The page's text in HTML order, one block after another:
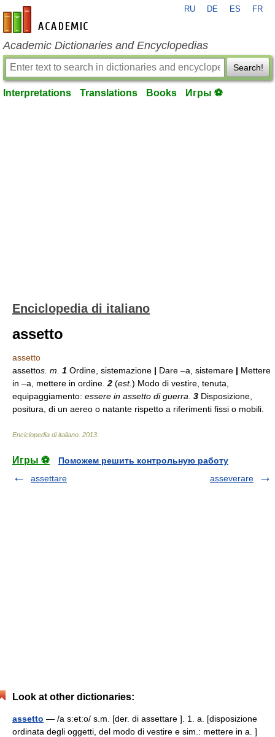
en-academic.com
RU DE ES FR
Academic Dictionaries and Encyclopedias
Search!
Interpretations Translations Books Игры ⚽
Enciclopedia di italiano
assetto
assetto
assettos. m. 1 Ordine, sistemazione | Dare –a, sistemare | Mettere
in –a, mettere in ordine. 2 (est.) Modo di vestire, tenuta,
equipaggiamento: essere in assetto di guerra 3 Disposizione,
positura, di un aereo o natante rispetto a riferimenti fissi o mobili.
Enciclopedia di italiano 2013
Игры ⚽
Поможем решить контрольную работу
assettare
asseverare
Look at other dictionaries:
assetto — /a s:et:o/ s.m. [der. di assettare ]. 1. a. [disposizione
ordinata degli oggetti, del modo di vestire e sim.: mettere in a. ]